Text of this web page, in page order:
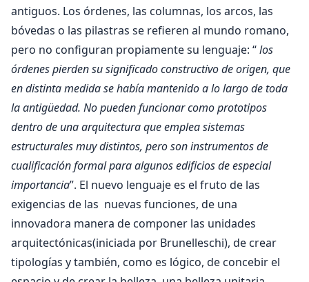
antiguos. Los órdenes, las columnas, los arcos, las
bóvedas o las pilastras se refieren al mundo romano,
pero no configuran propiamente su lenguaje: “los
órdenes pierden su significado constructivo de origen, que
en distinta medida se había mantenido a lo largo de toda
la antigüedad. No pueden funcionar como prototipos
dentro de una arquitectura que emplea sistemas
estructurales muy distintos, pero son instrumentos de
cualificación formal para algunos edificios de especial
importancia”. El nuevo lenguaje es el fruto de las
exigencias de las nuevas funciones, de una
innovadora manera de componer las unidades
arquitectónicas(iniciada por Brunelleschi), de crear
tipologías y también, como es lógico, de concebir el